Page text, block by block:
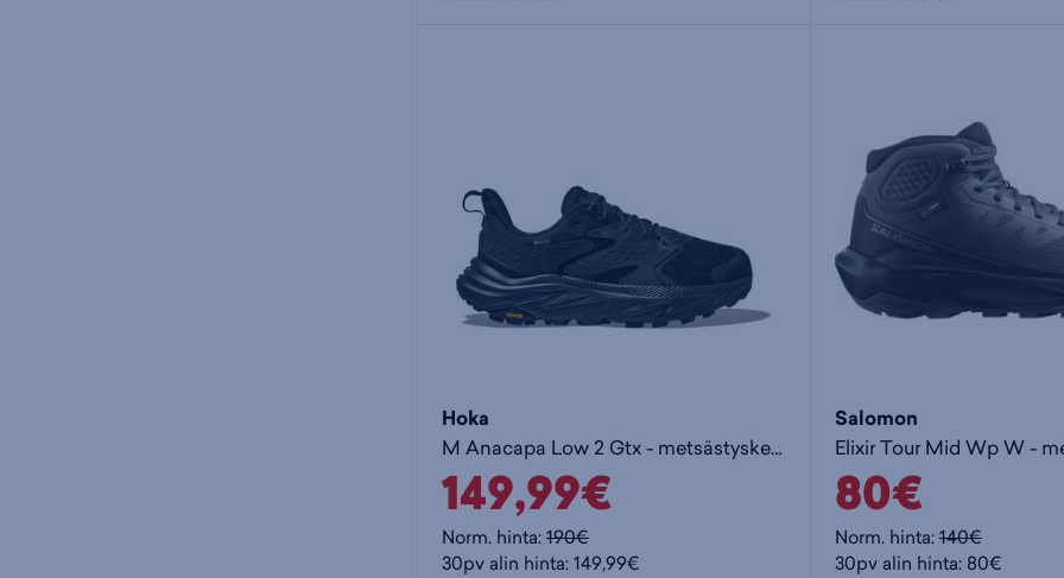
Hoka
M Anacapa Low 2 Gtx - metsästyskengät
149,99€
Norm. hinta:190€
30pv alin hinta: 149,99€
Salomon
80€
Norm. hinta:140€
30pv alin hinta: 80€